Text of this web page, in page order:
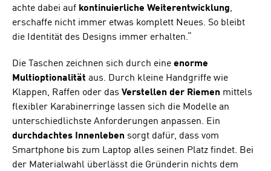
achte dabei auf kontinuierliche Weiterentwicklung,
erschaffe nicht immer etwas komplett Neues. So bleibt
die Identität des Designs immer erhalten.“
Die Taschen zeichnen sich durch eine enorme
Multioptionalität aus. Durch kleine Handgriffe wie
Klappen, Raffen oder das Verstellen der Riemen mittels
flexibler Karabinerringe lassen sich die Modelle an
unterschiedlichste Anforderungen anpassen. Ein
durchdachtes Innenleben sorgt dafür, dass vom
Smartphone bis zum Laptop alles seinen Platz findet. Bei
der Materialwahl überlässt die Gründerin nichts dem